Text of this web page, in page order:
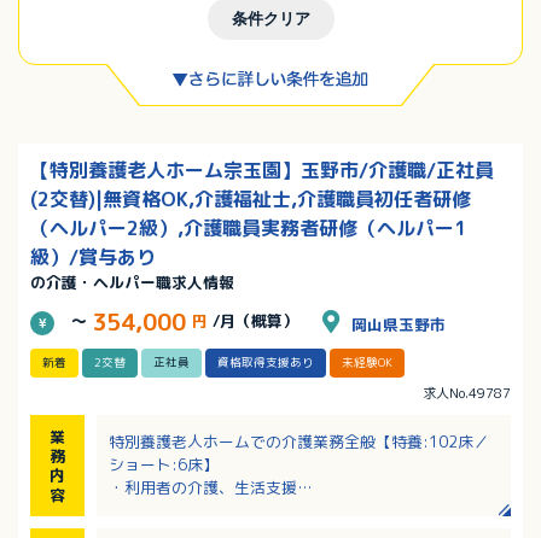
条件クリア
【特別養護老人ホーム宗玉園】玉野市/介護職/正社員
(2交替)|無資格OK,介護福祉士,介護職員初任者研修
（ヘルパー2級）,介護職員実務者研修（ヘルパー1
級）/賞与あり
の介護・ヘルパー職求人情報
～ 354,000 円 /月（概算） 岡山県玉野市
新着 2交替 正社員 資格取得支援あり 未経験OK
求人No.49787
業
務
内
容
特別養護老人ホームでの介護業務全般【特養:102床／
ショート:6床】
・利用者の介護、生活支援